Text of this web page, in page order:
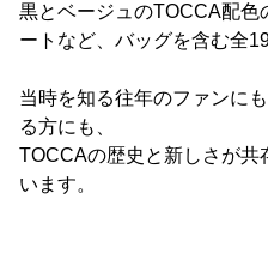
黒とベージュのTOCCA配色
ートなど、バッグを含む全
当時を知る往年のファンに
る方にも、
TOCCAの歴史と新しさが共
います。